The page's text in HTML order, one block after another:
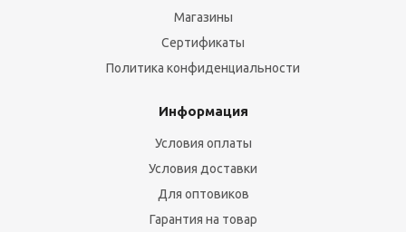
Магазины
Сертификаты
Политика конфиденциальности
Информация
Условия оплаты
Условия доставки
Для оптовиков
Гарантия на товар